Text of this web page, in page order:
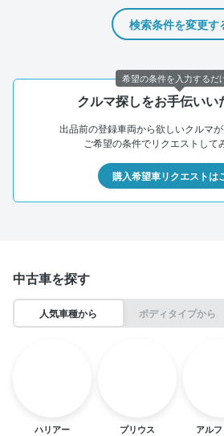
検索条件を変更す
クルマ探しをお手伝いい
出品前の登録車両から欲しいクルマ
ご希望の条件でリクエストして
購入希望車リクエストは
中古車を探す
人気車種から ボディタイプから
ハリアー プリウス アル
希望の条件を入力するだ